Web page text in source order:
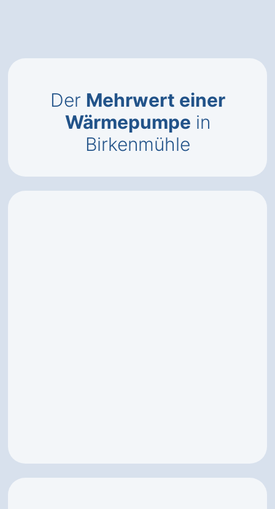
Der Mehrwert einer
Wärmepumpe in
Birkenmühle